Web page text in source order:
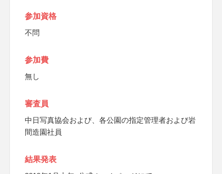
参加資格
不問
参加費
無し
審査員
中日写真協会および、各公園の指定管理者および岩
間造園社員
結果発表